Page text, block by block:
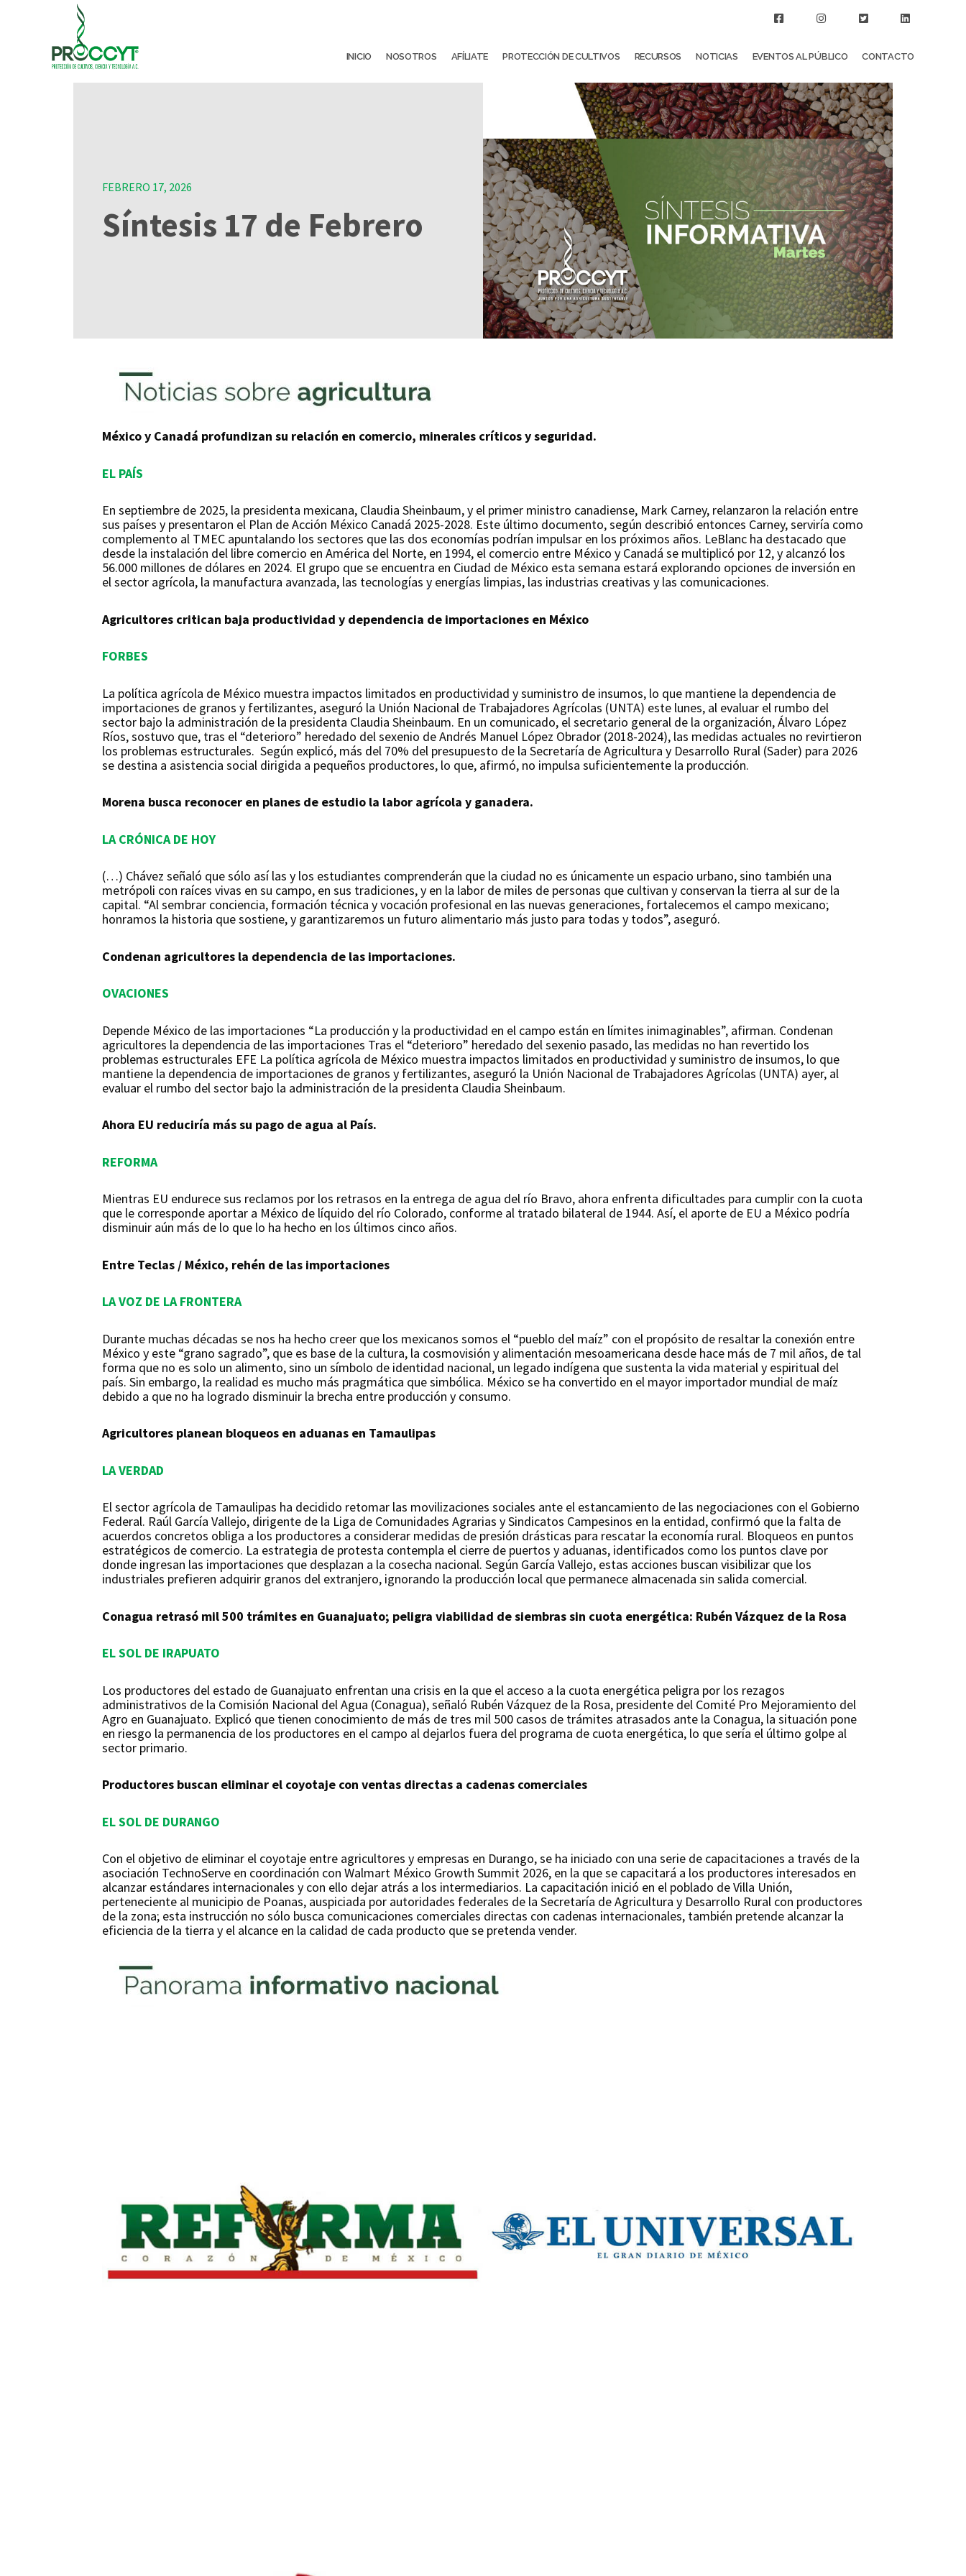
INICIO NOSOTROS AFÍLIATE PROTECCIÓN DE CULTIVOS RECURSOS NOTICIAS EVENTOS AL PÚBLICO CONTACTO
FEBRERO 17, 2026
Síntesis 17 de Febrero
México y Canadá profundizan su relación en comercio, minerales críticos y seguridad.
EL PAÍS
En septiembre de 2025, la presidenta mexicana, Claudia Sheinbaum, y el primer ministro canadiense, Mark Carney, relanzaron la relación entre
sus países y presentaron el Plan de Acción México Canadá 2025-2028. Este último documento, según describió entonces Carney, serviría como
complemento al TMEC apuntalando los sectores que las dos economías podrían impulsar en los próximos años. LeBlanc ha destacado que
desde la instalación del libre comercio en América del Norte, en 1994, el comercio entre México y Canadá se multiplicó por 12, y alcanzó los
56.000 millones de dólares en 2024. El grupo que se encuentra en Ciudad de México esta semana estará explorando opciones de inversión en
el sector agrícola, la manufactura avanzada, las tecnologías y energías limpias, las industrias creativas y las comunicaciones.
Agricultores critican baja productividad y dependencia de importaciones en México
FORBES
La política agrícola de México muestra impactos limitados en productividad y suministro de insumos, lo que mantiene la dependencia de
importaciones de granos y fertilizantes, aseguró la Unión Nacional de Trabajadores Agrícolas (UNTA) este lunes, al evaluar el rumbo del
sector bajo la administración de la presidenta Claudia Sheinbaum. En un comunicado, el secretario general de la organización, Álvaro López
Ríos, sostuvo que, tras el “deterioro” heredado del sexenio de Andrés Manuel López Obrador (2018-2024), las medidas actuales no revirtieron
los problemas estructurales. Según explicó, más del 70% del presupuesto de la Secretaría de Agricultura y Desarrollo Rural (Sader) para 2026
se destina a asistencia social dirigida a pequeños productores, lo que, afirmó, no impulsa suficientemente la producción.
Morena busca reconocer en planes de estudio la labor agrícola y ganadera.
LA CRÓNICA DE HOY
(…) Chávez señaló que sólo así las y los estudiantes comprenderán que la ciudad no es únicamente un espacio urbano, sino también una
metrópoli con raíces vivas en su campo, en sus tradiciones, y en la labor de miles de personas que cultivan y conservan la tierra al sur de la
capital. “Al sembrar conciencia, formación técnica y vocación profesional en las nuevas generaciones, fortalecemos el campo mexicano;
honramos la historia que sostiene, y garantizaremos un futuro alimentario más justo para todas y todos”, aseguró.
Condenan agricultores la dependencia de las importaciones.
OVACIONES
Depende México de las importaciones “La producción y la productividad en el campo están en límites inimaginables”, afirman. Condenan
agricultores la dependencia de las importaciones Tras el “deterioro” heredado del sexenio pasado, las medidas no han revertido los
problemas estructurales EFE La política agrícola de México muestra impactos limitados en productividad y suministro de insumos, lo que
mantiene la dependencia de importaciones de granos y fertilizantes, aseguró la Unión Nacional de Trabajadores Agrícolas (UNTA) ayer, al
evaluar el rumbo del sector bajo la administración de la presidenta Claudia Sheinbaum.
Ahora EU reduciría más su pago de agua al País.
REFORMA
Mientras EU endurece sus reclamos por los retrasos en la entrega de agua del río Bravo, ahora enfrenta dificultades para cumplir con la cuota
que le corresponde aportar a México de líquido del río Colorado, conforme al tratado bilateral de 1944. Así, el aporte de EU a México podría
disminuir aún más de lo que lo ha hecho en los últimos cinco años.
Entre Teclas / México, rehén de las importaciones
LA VOZ DE LA FRONTERA
Durante muchas décadas se nos ha hecho creer que los mexicanos somos el “pueblo del maíz” con el propósito de resaltar la conexión entre
México y este “grano sagrado”, que es base de la cultura, la cosmovisión y alimentación mesoamericana desde hace más de 7 mil años, de tal
forma que no es solo un alimento, sino un símbolo de identidad nacional, un legado indígena que sustenta la vida material y espiritual del
país. Sin embargo, la realidad es mucho más pragmática que simbólica. México se ha convertido en el mayor importador mundial de maíz
debido a que no ha logrado disminuir la brecha entre producción y consumo.
Agricultores planean bloqueos en aduanas en Tamaulipas
LA VERDAD
El sector agrícola de Tamaulipas ha decidido retomar las movilizaciones sociales ante el estancamiento de las negociaciones con el Gobierno
Federal. Raúl García Vallejo, dirigente de la Liga de Comunidades Agrarias y Sindicatos Campesinos en la entidad, confirmó que la falta de
acuerdos concretos obliga a los productores a considerar medidas de presión drásticas para rescatar la economía rural. Bloqueos en puntos
estratégicos de comercio. La estrategia de protesta contempla el cierre de puertos y aduanas, identificados como los puntos clave por
donde ingresan las importaciones que desplazan a la cosecha nacional. Según García Vallejo, estas acciones buscan visibilizar que los
industriales prefieren adquirir granos del extranjero, ignorando la producción local que permanece almacenada sin salida comercial.
Conagua retrasó mil 500 trámites en Guanajuato; peligra viabilidad de siembras sin cuota energética: Rubén Vázquez de la Rosa
EL SOL DE IRAPUATO
Los productores del estado de Guanajuato enfrentan una crisis en la que el acceso a la cuota energética peligra por los rezagos
administrativos de la Comisión Nacional del Agua (Conagua), señaló Rubén Vázquez de la Rosa, presidente del Comité Pro Mejoramiento del
Agro en Guanajuato. Explicó que tienen conocimiento de más de tres mil 500 casos de trámites atrasados ante la Conagua, la situación pone
en riesgo la permanencia de los productores en el campo al dejarlos fuera del programa de cuota energética, lo que sería el último golpe al
sector primario.
Productores buscan eliminar el coyotaje con ventas directas a cadenas comerciales
EL SOL DE DURANGO
Con el objetivo de eliminar el coyotaje entre agricultores y empresas en Durango, se ha iniciado con una serie de capacitaciones a través de la
asociación TechnoServe en coordinación con Walmart México Growth Summit 2026, en la que se capacitará a los productores interesados en
alcanzar estándares internacionales y con ello dejar atrás a los intermediarios. La capacitación inició en el poblado de Villa Unión,
perteneciente al municipio de Poanas, auspiciada por autoridades federales de la Secretaría de Agricultura y Desarrollo Rural con productores
de la zona; esta instrucción no sólo busca comunicaciones comerciales directas con cadenas internacionales, también pretende alcanzar la
eficiencia de la tierra y el alcance en la calidad de cada producto que se pretenda vender.